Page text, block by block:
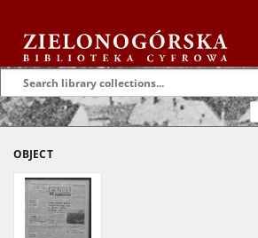
OBJECT